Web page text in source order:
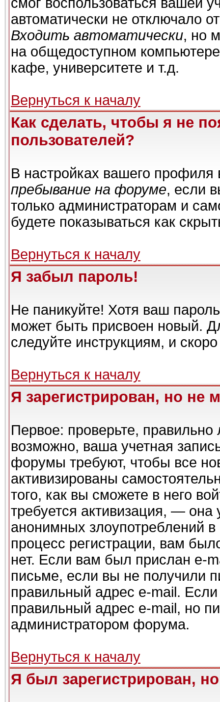
автоматически не отключало
Входить автоматически, но
на общедоступном
кафе, университете и т.д.
Вернуться к началу
Как сделать, чтобы я не
пользователей?
В настройках вашего
пребывание на форуме, если
только администраторам и
будете показываться как
Вернуться к началу
Я забыл пароль!
Не паникуйте! Хотя ваш
может быть присвоен новый.
следуйте инструкциям, и
Вернуться к началу
Я зарегистрирован, но не
Первое: проверьте,
возможно, ваша учетная
форумы требуют, чтобы все
активизированы
того, как вы сможете в него
требуется активизация, —
анонимных злоупотреблений
процесс регистрации, вам
нет. Если вам был прислан e-
письме, если вы не получили
правильный адрес e-mail.
правильный адрес e-mail, но
администратором форума.
Вернуться к началу
Я был зарегистрирован,